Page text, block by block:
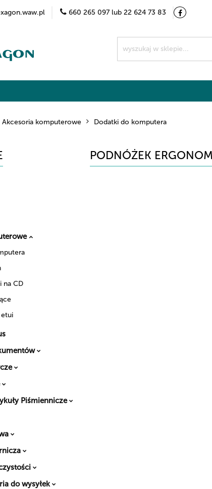
660 265 097 lub 22 624 73 83
Kategorie
Akcesoria komputerowe Dodatki do komputera
na CD
Piśmiennicze
do wysyłek
PODNÓŻEK